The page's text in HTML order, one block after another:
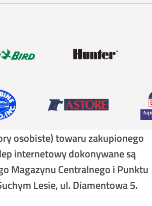
osobiste) towaru zakupionego
internetowy dokonywane są
Magazynu Centralnego i Punktu
Lesie, ul. Diamentowa 5.